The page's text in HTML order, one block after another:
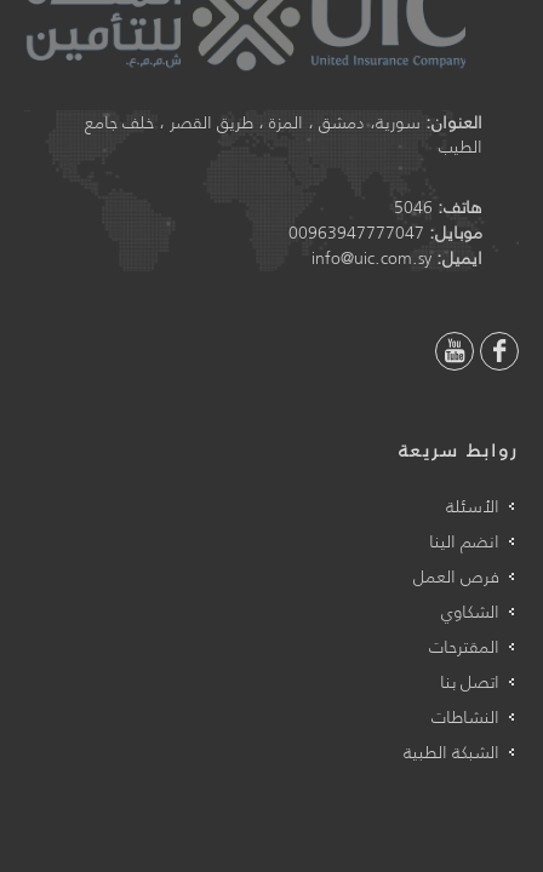
العنوان: سورية، دمشق ، المزة ، طريق القصر ، خلف جامع
الطيب
هاتف: 5046
موبايل: 00963947777047
ايميل:info@uic.com.sy
روابط سريعة
الأسئلة
انضم الينا
فرص العمل
الشكاوي
المقترحات
اتصل بنا
النشاطات
الشبكة الطبية